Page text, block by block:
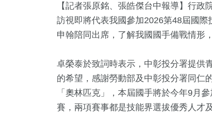
【記者張原銘、張皓傑台中報導】行政
訪視即將代表我國參加2026第48屆國
申翰陪同出席，了解我國國手備戰情形
卓榮泰於致詞時表示，中彰投分署提供
的希望，感謝勞動部及中彰投分署同仁
「奧林匹克」，本屆國手將於今年9月
賽，兩項賽事都是技能界選拔優秀人才